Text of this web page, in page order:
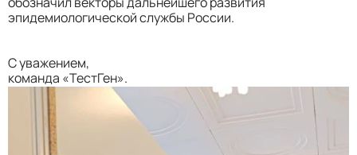
эпидемиологической службы России.
С уважением,
команда «ТестГен».